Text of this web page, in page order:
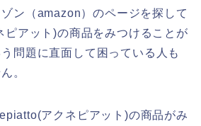
ン（amazon）のページを探して
ピアット)の商品をみつけることが
問題に直面して困っている人も
。
アクネピアット)の商品がみ